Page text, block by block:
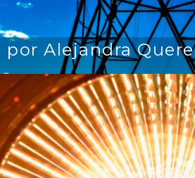
por Alejandra